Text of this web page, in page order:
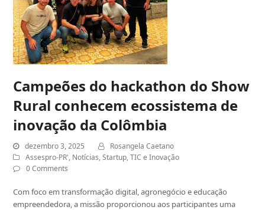
Campeões do hackathon do Show
Rural conhecem ecossistema de
inovação da Colômbia
dezembro 3, 2025
Rosangela Caetano
Assespro-PR', Notícias,Startup,TIC e Inovação
0 Comments
Com foco em transformação digital, agronegócio e educação
empreendedora, a missão proporcionou aos participantes uma